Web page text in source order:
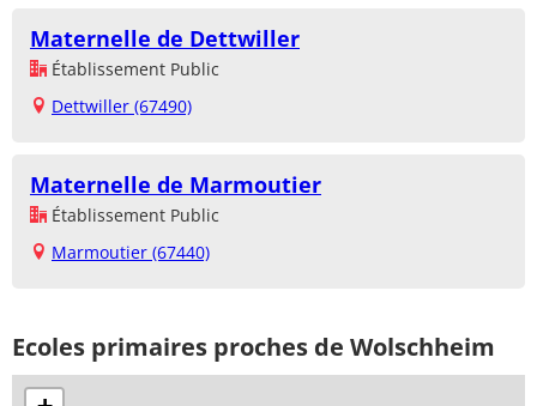
Maternelle de Dettwiller
Établissement Public
Dettwiller (67490)
Maternelle de Marmoutier
Établissement Public
Marmoutier (67440)
Ecoles primaires proches de Wolschheim